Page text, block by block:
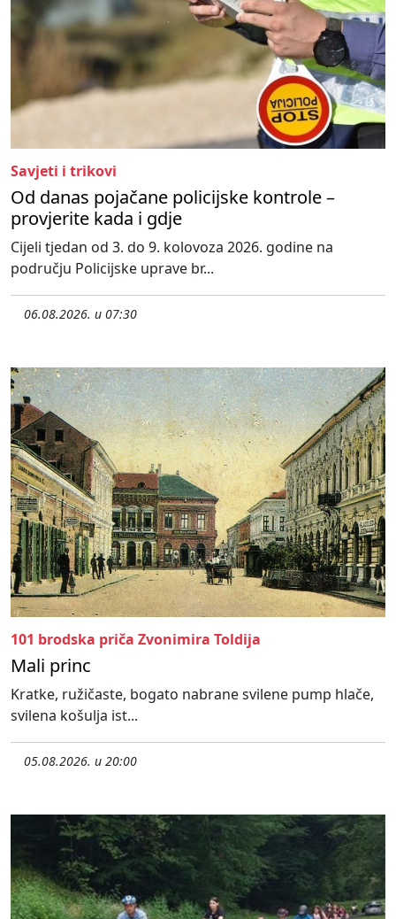
Savjeti i trikovi
Od danas pojačane policijske kontrole –
provjerite kada i gdje
Cijeli tjedan od 3. do 9. kolovoza 2026. godine na
području Policijske uprave br...
06.08.2026. u 07:30
101 brodska priča Zvonimira Toldija
Mali princ
Kratke, ružičaste, bogato nabrane svilene pump hlače,
svilena košulja ist...
05.08.2026. u 20:00